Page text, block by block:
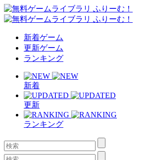
新着ゲーム
更新ゲーム
ランキング
新着
更新
ランキング